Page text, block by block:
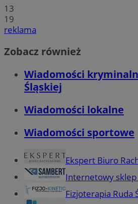
13
19
reklama
Zobacz również
Wiadomości
Śląskiej
Wiadomości lokalne
Wiadomości sportowe
Ekspert Biuro
Internetowy
Fizjoterapia Ruda